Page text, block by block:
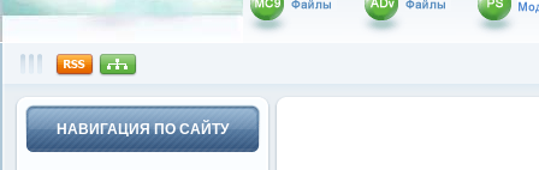
НАВИГАЦИЯ ПО САЙТУ